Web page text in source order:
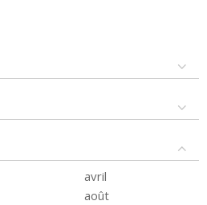
avril
août